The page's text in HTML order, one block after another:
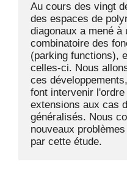
Au cours des vingt
des espaces de
diagonaux a mené à
combinatoire des
(parking functions),
celles-ci. Nous
ces
font intervenir
extensions aux cas
généralisés. Nous
nouveaux
par cette étude.